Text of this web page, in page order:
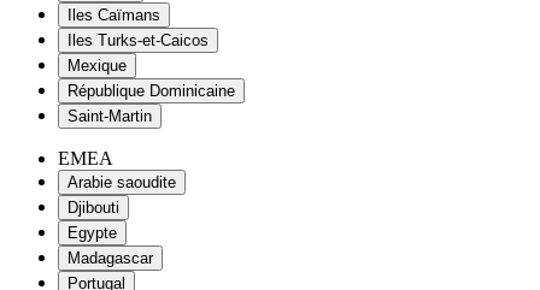
Iles Caïmans
Iles Turks-et-Caicos
Mexique
République Dominicaine
Saint-Martin
EMEA
Arabie saoudite
Djibouti
Egypte
Madagascar
Portugal